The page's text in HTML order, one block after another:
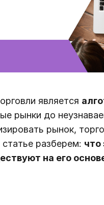
является
рынки до
рынок,
разберем: что
на его